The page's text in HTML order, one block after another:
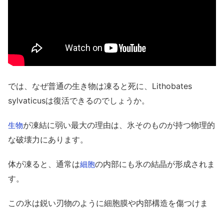
では、なぜ普通の生き物は凍ると死に、Lithobates
sylvaticusは復活できるのでしょうか。
生物が凍結に弱い最大の理由は、氷そのものが持つ物理的
な破壊力にあります。
体が凍ると、通常は細胞の内部にも氷の結晶が形成されま
す。
この氷は鋭い刃物のように細胞膜や内部構造を傷つけま